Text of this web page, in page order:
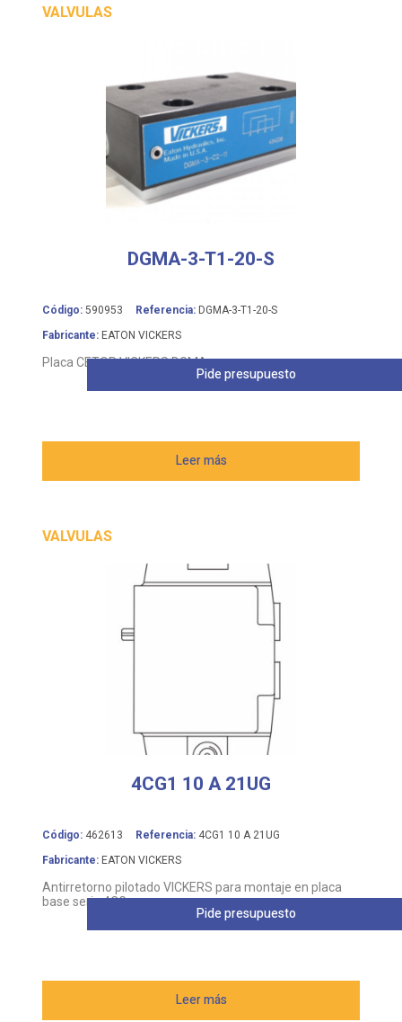
VALVULAS
DGMA-3-T1-20-S
Código: 590953 Referencia: DGMA-3-T1-20-S
Fabricante: EATON VICKERS
Placa CETOP VICKERS DGMA
Leer más
Pide presupuesto
VALVULAS
4CG1 10 A 21UG
Código: 462613 Referencia: 4CG1 10 A 21UG
Fabricante: EATON VICKERS
Antirretorno pilotado VICKERS para montaje en placa
base serie 4CG
Leer más
Pide presupuesto